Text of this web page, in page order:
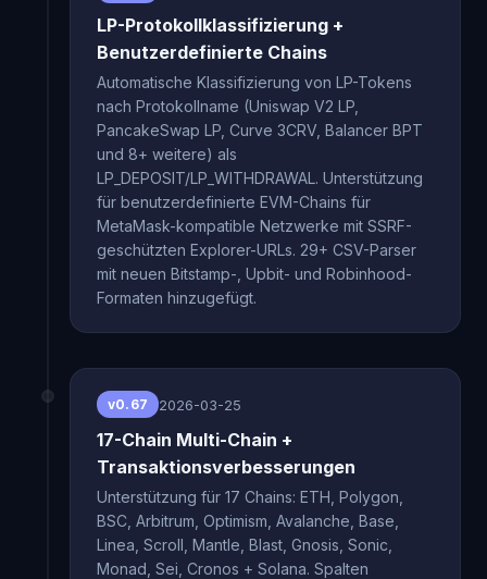
LP-Protokollklassifizierung +
Benutzerdefinierte Chains
Automatische Klassifizierung von LP-Tokens
nach Protokollname (Uniswap V2 LP,
PancakeSwap LP, Curve 3CRV, Balancer BPT
und 8+ weitere) als
LP_DEPOSIT/LP_WITHDRAWAL. Unterstützung
für benutzerdefinierte EVM-Chains für
MetaMask-kompatible Netzwerke mit SSRF-
geschützten Explorer-URLs. 29+ CSV-Parser
mit neuen Bitstamp-, Upbit- und Robinhood-
Formaten hinzugefügt.
v0.67 2026-03-25
17-Chain Multi-Chain +
Transaktionsverbesserungen
Unterstützung für 17 Chains: ETH, Polygon,
BSC, Arbitrum, Optimism, Avalanche, Base,
Linea, Scroll, Mantle, Blast, Gnosis, Sonic,
Monad, Sei, Cronos + Solana. Spalten